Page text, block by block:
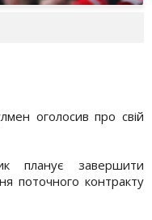
оголосив про свій
планує завершити
поточного контракту